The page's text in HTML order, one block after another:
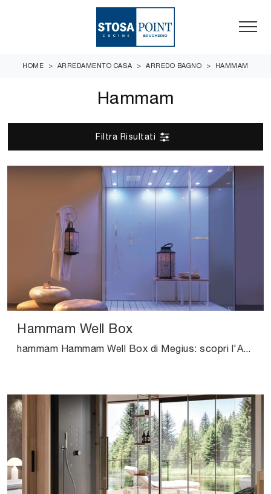
HOME > ARREDAMENTO CASA > ARREDO BAGNO > HAMMAM
Hammam
Filtra Risultati
Hammam Well Box
hammam Hammam Well Box di Megius: scopri l'Arredo Bagno in vetro moderno e arreda il bagno di casa.